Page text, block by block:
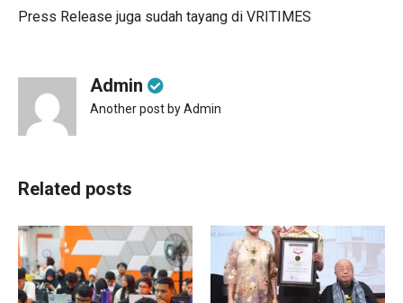
Press Release juga sudah tayang di VRITIMES
Admin
Another post by Admin
Related posts